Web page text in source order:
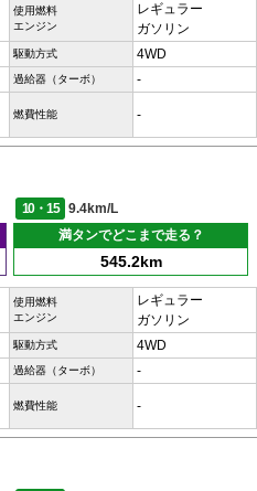
使用燃料
エンジン
レギュラー
ガソリン
駆動方式 4WD
過給器（ターボ） -
燃費性能 -
10・15
9.4km/L
満タンでどこまで走る？
545.2km
使用燃料
エンジン
レギュラー
ガソリン
駆動方式 4WD
過給器（ターボ） -
燃費性能 -